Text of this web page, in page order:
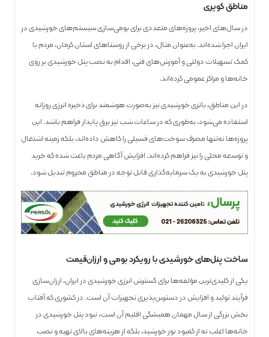
مناطق کویری
در سال‌های اخیر، پروژه‌های متعددی برای بومی‌سازی سیستم‌های خورشیدی در
ایران اجرا شده‌اند. به‌عنوان مثال، در برخی از روستاهای استان کرمان، مردم با
کمک تسهیلات دولتی و آموزش‌های فنی، اقدام به نصب پنل خورشیدی بر روی
خانه‌ها و مراکز عمومی کرده‌اند.
در این مناطق، باتری خورشیدی نیز به‌صورت هوشمند برای ذخیره انرژی روزانه
استفاده می‌شود، به‌طوری که در ساعات شب نیز برق پایدار فراهم باشد. این
پروژه‌ها نه‌تنها مصرف سوخت‌های فسیلی را کاهش داده‌اند، بلکه زمینه اشتغال
و توسعه محلی را نیز فراهم کرده‌اند. افزایش آگاهی مردم باعث شده که خرید
پنل خورشیدی به یک سرمایه‌گذاری قابل توجه در مناطق محروم تبدیل شود.
ساخت پنل‌های خورشیدی با رویکرد بومی و ارزان‌قیمت
یکی از کلیدی‌ترین مؤلفه‌ها برای گسترش انرژی خورشیدی در ایران، ارزان‌سازی
فرآیند تولید و افزایش در دسترس‌پذیری تجهیزات آن است. در کشوری که آفتاب
بخش بزرگی از سال مهمان همیشگی اقلیم آن است، نبود پنل خورشیدی در
خانه‌ها اغلب نه از کمبود نور خورشید، بلکه از هزینه‌های بالای تهیه و نصب